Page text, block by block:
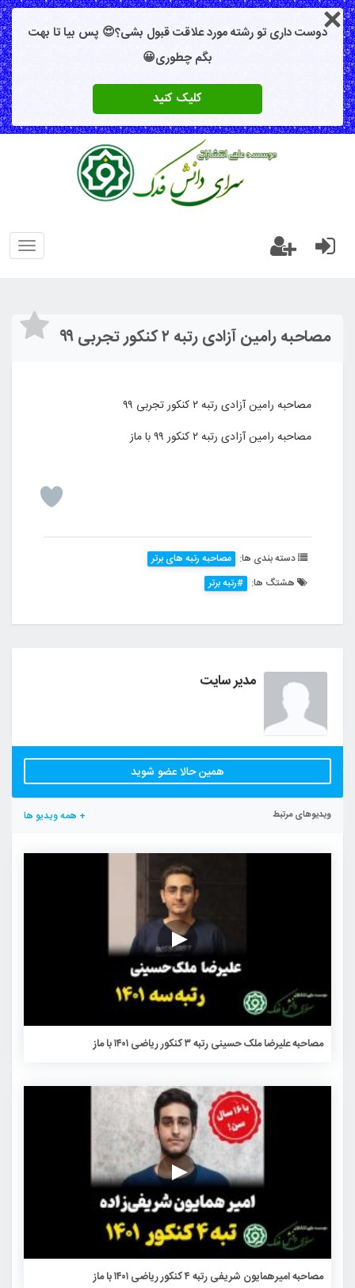
دوست داری تو رشته مورد علاقت قبول بشی؟😍 پس بیا تا بهت
بگم چطوری😀
کلیک کنید
مصاحبه رامین آزادی رتبه ۲ کنکور تجربی ۹۹
مصاحبه رامین آزادی رتبه ۲ کنکور تجربی ۹۹
مصاحبه رامین آزادی رتبه ۲ کنکور ۹۹ با ماز
دسته بندی ها: مصاحبه رتبه های برتر
هشتگ ها: #رتبه برتر
مدیر سایت
همین حالا عضو شوید
ویدیوهای مرتبط + همه ویدیو ها
مصاحبه علیرضا ملک حسینی رتبه ۳ کنکور ریاضی ۱۴۰۱ با ماز
مصاحبه امیرهمایون شریفی رتبه ۴ کنکور ریاضی ۱۴۰۱ با ماز